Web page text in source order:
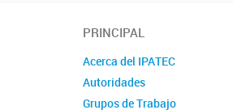
PRINCIPAL
Acerca del IPATEC
Autoridades
Grupos de Trabajo